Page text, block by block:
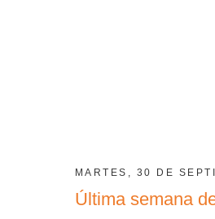
MARTES, 30 DE
Última semana